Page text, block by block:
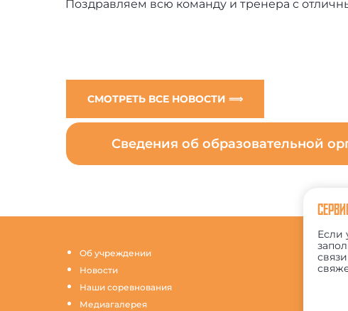
Поздравляем всю команду и тренера с
СМОТРЕТЬ ВСЕ НОВОСТИ ⟹
Сведения об образовательной
Об учреждении
Новости
Наши соревнования
Медиагалерея
Если